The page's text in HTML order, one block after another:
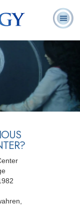
Häufig
gestellte
Fragen